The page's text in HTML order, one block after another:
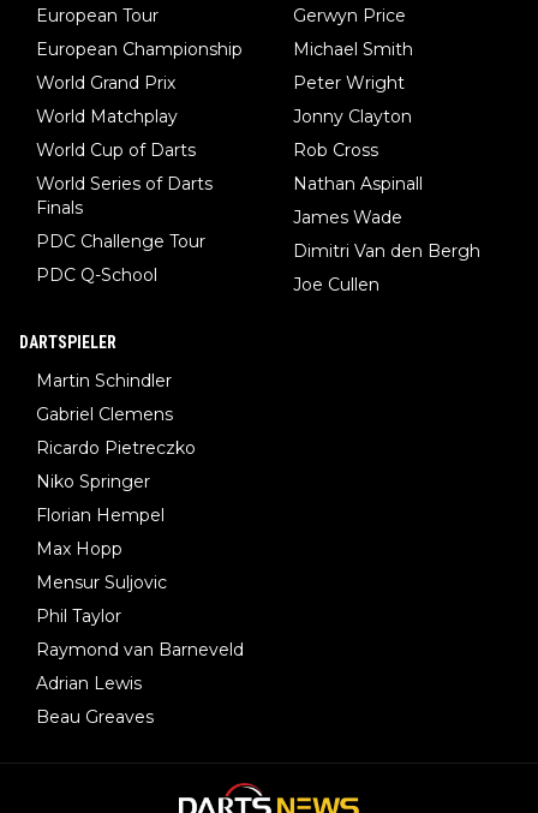
European Tour
European Championship
World Grand Prix
World Matchplay
World Cup of Darts
World Series of Darts
Finals
PDC Challenge Tour
PDC Q-School
Gerwyn Price
Michael Smith
Peter Wright
Jonny Clayton
Rob Cross
Nathan Aspinall
James Wade
Dimitri Van den Bergh
Joe Cullen
DARTSPIELER
Martin Schindler
Gabriel Clemens
Ricardo Pietreczko
Niko Springer
Florian Hempel
Max Hopp
Mensur Suljovic
Phil Taylor
Raymond van Barneveld
Adrian Lewis
Beau Greaves